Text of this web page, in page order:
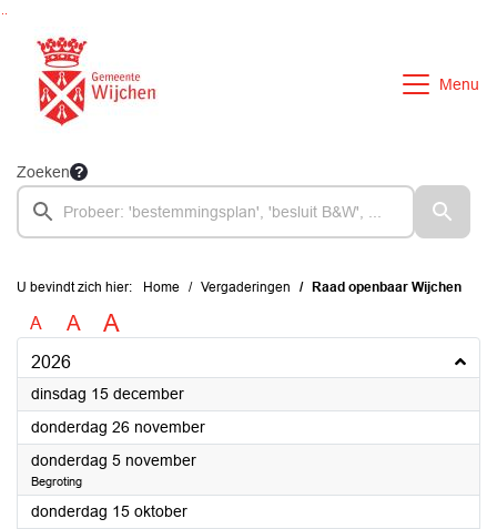
Ga naar de inhoud van deze pagina
Ga naar het zoeken
Ga naar het menu
Menu
Zoeken
U bevindt zich hier: Home Vergaderingen Raad openbaar Wijchen
A A A
2026
dinsdag 15 december2026
donderdag 26 november2026
donderdag 5 november2026
Begroting
donderdag 15 oktober2026